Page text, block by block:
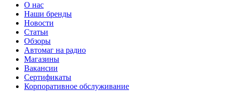
О нас
Наши бренды
Новости
Статьи
Обзоры
Автомаг на радио
Магазины
Вакансии
Сертификаты
Корпоративное обслуживание